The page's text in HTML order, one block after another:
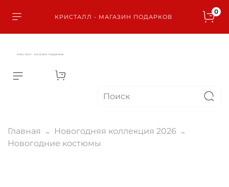
КРИСТАЛЛ - МАГАЗИН ПОДАРКОВ
0
КРИСТАЛЛ - МАГАЗИН ПОДАРКОВ
Главная
Новогодняя коллекция 2026
Новогодние костюмы